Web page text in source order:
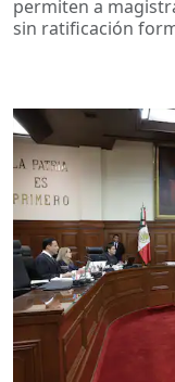
permiten a
sin ratificación